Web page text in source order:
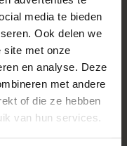
media te bieden
Ook delen we
site met onze
en analyse. Deze
met andere
of die ze hebben
van hun services.